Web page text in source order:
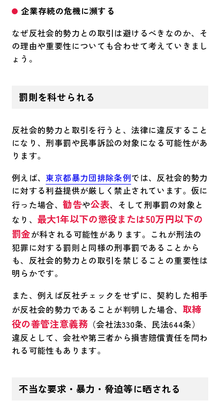
企業存続の危機に瀕する
なぜ反社会的勢力との取引は避けるべきなのか、そ
の理由や重要性についても合わせて考えていきまし
ょう。
罰則を科せられる
反社会的勢力と取引を行うと、法律に違反すること
になり、刑事罰や民事訴訟の対象になる可能性があ
ります。
例えば、 東京都暴力団排除条例では、反社会的勢力
に対する利益提供が厳しく禁止されています。仮に
行った場合、勧告や公表、そして刑事罰の対象と
なり、最大1年以下の懲役または50万円以下の
罰金が科される可能性があります。これが刑法の
犯罪に対する罰則と同様の刑事罰であることから
も、反社会的勢力との取引を禁じることの重要性は
明らかです。
また、例えば反社チェックをせずに、契約した相手
が反社会的勢力であることが判明した場合、 取締
役の善管注意義務（会社法330条、民法644条）
違反として、会社や第三者から損害賠償責任を問わ
れる可能性もあります。
不当な要求・暴力・脅迫等に晒される